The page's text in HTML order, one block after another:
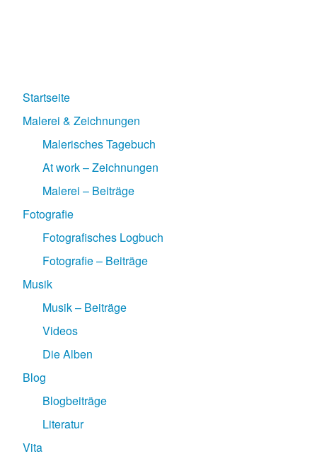
Startseite
Malerei & Zeichnungen
Malerisches Tagebuch
At work – Zeichnungen
Malerei – Beiträge
Fotografie
Fotografisches Logbuch
Fotografie – Beiträge
Musik
Musik – Beiträge
Videos
Die Alben
Blog
Blogbeiträge
Literatur
Vita